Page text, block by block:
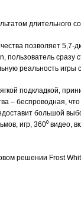
длительного
позволяет
пользователь
реальность игры
подкладкой,
– беспроводная,
большой
игр, 360⁰ видео,
решении Frost